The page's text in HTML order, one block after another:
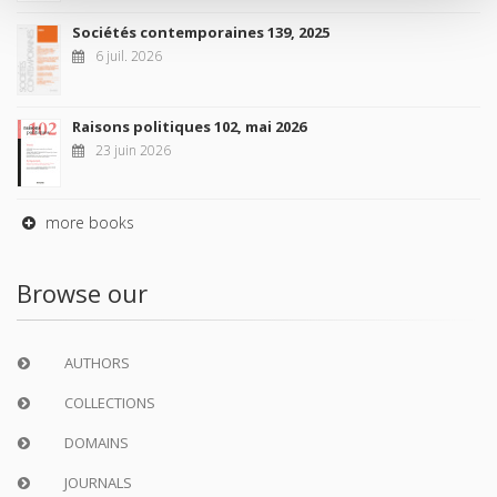
Sociétés contemporaines 139, 2025
6 juil. 2026
Raisons politiques 102, mai 2026
23 juin 2026
more books
Browse our
AUTHORS
COLLECTIONS
DOMAINS
JOURNALS